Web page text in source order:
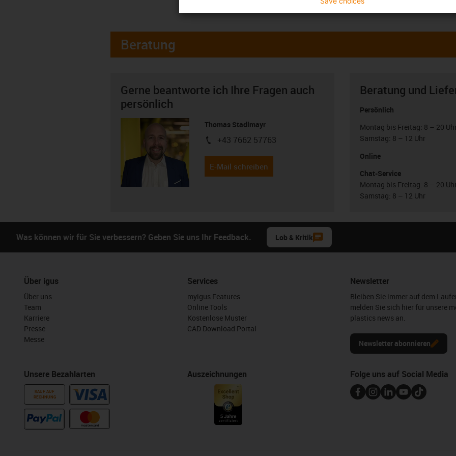
Beratung
Gerne beantworte ich Ihre Fragen auch
persönlich
Thomas Stadlmayr
igus-icon-phone
+43 7662 57763
E-Mail schreiben
Beratung und
Persönlich
Montag bis Freitag: 8 – 20 Uhr
Samstag: 8 – 12 Uhr
Online
Chat-Service
Montag bis Freitag: 8 – 20 Uhr
Samstag: 8 – 12 Uhr
Was können wir für Sie verbessern? Geben Sie uns Ihr Feedback. Lob & Kritik
Über igus
Über uns
Team
Karriere
Presse
Messe
Unsere Bezahlarten
KAUF AUF
RECHNUNG
Services
myigus Features
Online Tools
Kostenlose Muster
CAD Download Portal
Auszeichnungen
Newsletter
Bleiben Sie immer auf dem
melden Sie sich hier für unsere
plastics news an.
Newsletter abonnieren
Folge uns auf Social Media